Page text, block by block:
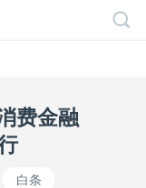
费金融
白条